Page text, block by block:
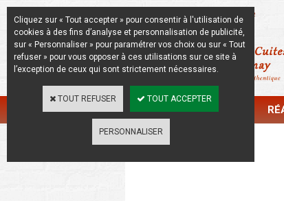
La Beauté de l'Authentique
CATALOGUE
Catalogue
Cliquez sur « Tout accepter » pour consentir à l'utilisation de
cookies à des fins d’analyse et personnalisation de publicité,
sur « Personnaliser » pour paramétrer vos choix ou sur « Tout
refuser » pour vous opposer à ces utilisations sur ce site à
l’exception de ceux qui sont strictement nécessaires.
TOUT REFUSER TOUT ACCEPTER
PERSONNALISER